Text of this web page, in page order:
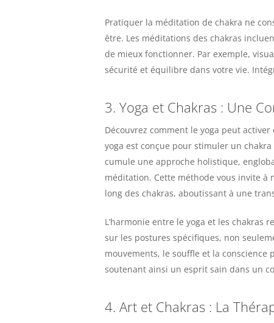
Pratiquer la méditation de chakra ne
être. Les méditations des chakras
de mieux fonctionner. Par exemple,
sécurité et équilibre dans votre vie.
3. Yoga et Chakras : Une
Découvrez comment le yoga peut
yoga est conçue pour stimuler un
cumule une approche holistique,
méditation. Cette méthode vous invite à
long des chakras, aboutissant à une
L’harmonie entre le yoga et les chakras
sur les postures spécifiques, non
mouvements, le souffle et la conscience
soutenant ainsi un esprit sain dans un
4. Art et Chakras : La